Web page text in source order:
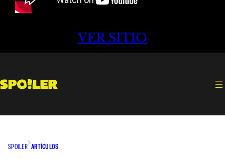
VER SITIO
SPOILER ARTÍCULOS